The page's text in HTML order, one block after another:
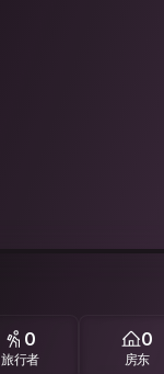
0
旅行者
0
房东